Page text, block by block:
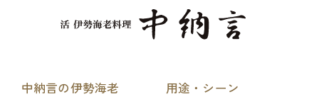
中納言の伊勢海老 用途・シーン